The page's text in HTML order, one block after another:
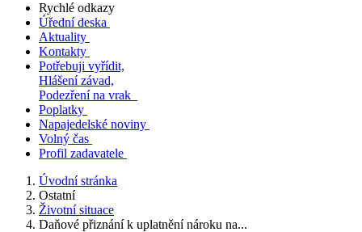
Rychlé odkazy
Úřední deska
Aktuality
Kontakty
Potřebuji vyřídit,
Hlášení závad,
Podezření na vrak
Poplatky
Napajedelské noviny
Volný čas
Profil zadavatele
Úvodní stránka
Ostatní
Životní situace
Daňové přiznání k uplatnění nároku na...